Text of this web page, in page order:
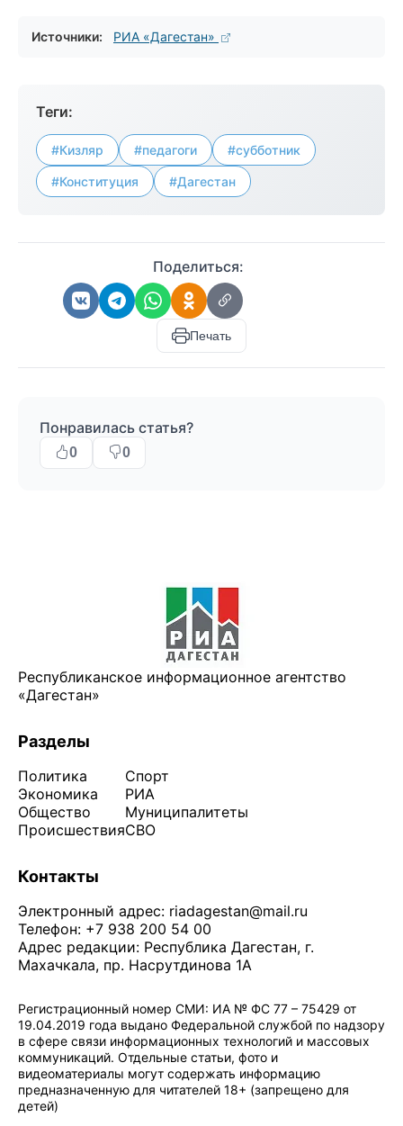
Источники: РИА «Дагестан»
Теги:
#Кизляр #педагоги #субботник
#Конституция #Дагестан
Поделиться:
Печать
Понравилась статья?
0 0
Республиканское информационное агентство
«Дагестан»
Разделы
Политика
Экономика
Общество
Происшествия
Спорт
РИА
Муниципалитеты
СВО
Контакты
Электронный адрес: riadagestan@mail.ru
Телефон: +7 938 200 54 00
Адрес редакции: Республика Дагестан, г.
Махачкала, пр. Насрутдинова 1А
Регистрационный номер СМИ: ИА № ФС 77 – 75429 от
19.04.2019 года выдано Федеральной службой по надзору
в сфере связи информационных технологий и массовых
коммуникаций. Отдельные статьи, фото и
видеоматериалы могут содержать информацию
предназначенную для читателей 18+ (запрещено для
детей)